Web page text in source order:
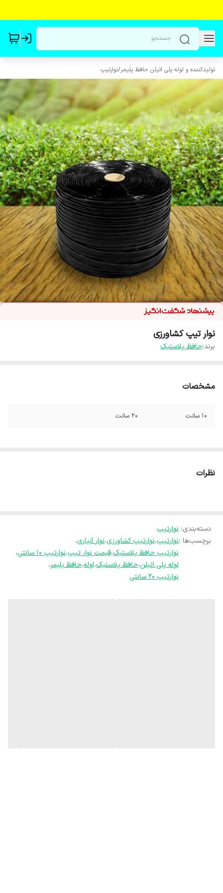
تولیدکننده و لوله پلی اتیلن حافظ پلیمر/نوارتیپ
نوار تیپ کشاورزی
برند:حافظ پلاستیک
مشخصات
10 سانت 20 سانت
نظرات
دسته‌بندی: نوارتیپ
برچسب‌ها :نوارتیپ،نوارتیپ کشاورزی،نوار آبیاری،
نوارتیپ حافظ پلاستیک،قیمت نوار تیپ،نوارتیپ ۱۰ سانتی
،
لوله پلی اتیلن،حافظ پلاستیک،لوله،حافظ پلیمر،
نوارتیپ ۲۰ سانتی